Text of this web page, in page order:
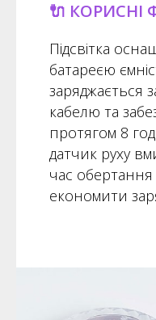
🔌 КОРИСНІ
Підсвітка
батареєю
заряджається
кабелю та
протягом 8
датчик руху
час
економити